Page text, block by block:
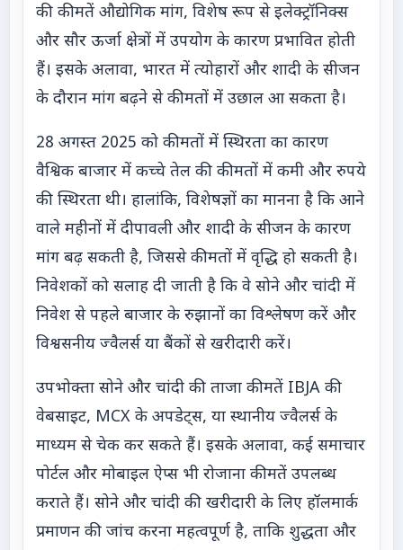
की कीमतें औद्योगिक मांग, विशेष रूप से इलेक्ट्रॉनिक्स
और सौर ऊर्जा क्षेत्रों में उपयोग के कारण प्रभावित होती
हैं। इसके अलावा, भारत में त्योहारों और शादी के सीजन
के दौरान मांग बढ़ने से कीमतों में उछाल आ सकता है।
28 अगस्त 2025 को कीमतों में स्थिरता का कारण
वैश्विक बाजार में कच्चे तेल की कीमतों में कमी और रुपये
की स्थिरता थी। हालांकि, विशेषज्ञों का मानना है कि आने
वाले महीनों में दीपावली और शादी के सीजन के कारण
मांग बढ़ सकती है, जिससे कीमतों में वृद्धि हो सकती है।
निवेशकों को सलाह दी जाती है कि वे सोने और चांदी में
निवेश से पहले बाजार के रुझानों का विश्लेषण करें और
विश्वसनीय ज्वैलर्स या बैंकों से खरीदारी करें।
उपभोक्ता सोने और चांदी की ताजा कीमतें IBJA की
वेबसाइट, MCX के अपडेट्स, या स्थानीय ज्वैलर्स के
माध्यम से चेक कर सकते हैं। इसके अलावा, कई समाचार
पोर्टल और मोबाइल ऐप्स भी रोजाना कीमतें उपलब्ध
कराते हैं। सोने और चांदी की खरीदारी के लिए हॉलमार्क
प्रमाणन की जांच करना महत्वपूर्ण है, ताकि शुद्धता और